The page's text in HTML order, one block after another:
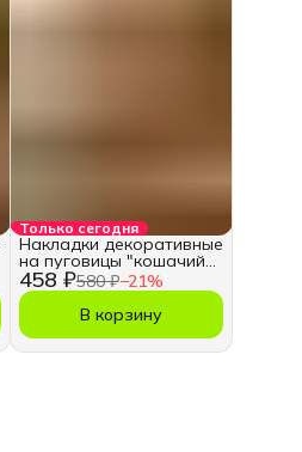
Только сегодня
458 ₽580 ₽−21%
Накладки декоративные
на пуговицы "кошачий
глаз"
В корзину